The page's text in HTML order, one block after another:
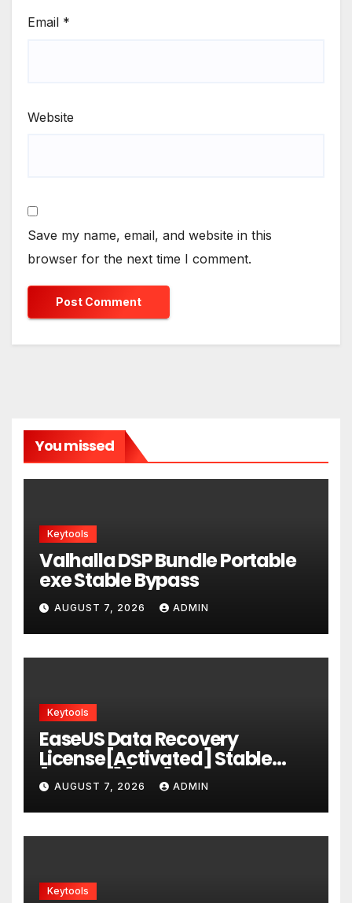
Email *
Website
Save my name, email, and website in this
browser for the next time I comment.
You missed
Keytools
Valhalla DSP Bundle Portable
exe Stable Bypass
AUGUST 7, 2026 ADMIN
Keytools
EaseUS Data Recovery
License[Activated] Stable
[x86x64] [Full] Ultimate
AUGUST 7, 2026 ADMIN
Keytools